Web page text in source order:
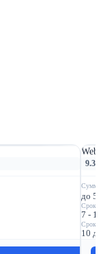
9.3
Сумма
до 5
Срок
7 -
Срок
10